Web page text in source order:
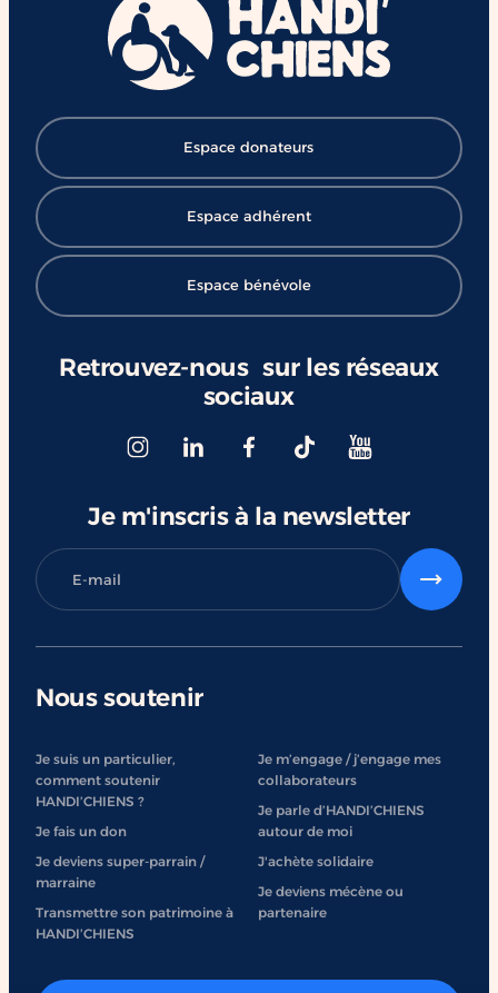
Retrouvez-nous sur les réseaux
sociaux
Espace donateurs
Espace adhérent
Espace bénévole
Je m'inscris à la newsletter
Nous soutenir
Je suis un particulier,
comment soutenir
HANDI’CHIENS ?
Je fais un don
Je deviens super-parrain /
marraine
Transmettre son patrimoine à
HANDI’CHIENS
Je m’engage / j’engage mes
collaborateurs
Je parle d’HANDI’CHIENS
autour de moi
J'achète solidaire
Je deviens mécène ou
partenaire